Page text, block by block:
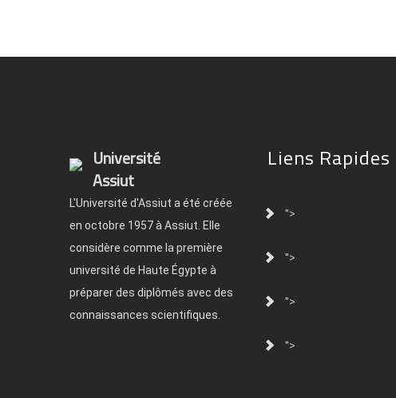
Université
Assiut
L'Université d'Assiut a été créée
en octobre 1957 à Assiut. Elle
considère comme la première
université de Haute Égypte à
préparer des diplômés avec des
connaissances scientifiques.
Liens Rapides
">
">
">
">